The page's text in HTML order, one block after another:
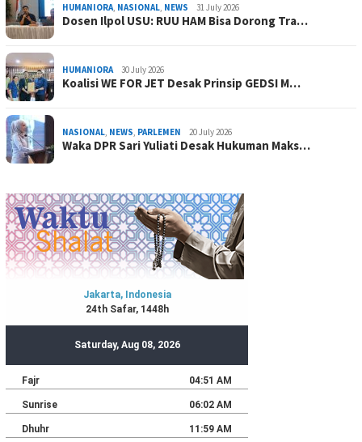
HUMANIORA NASIONAL NEWS 31 July 2026
Dosen Ilpol USU: RUU HAM Bisa Dorong Tra…
HUMANIORA 30 July 2026
Koalisi WE FOR JET Desak Prinsip GEDSI M…
NASIONAL NEWS PARLEMEN 20 July 2026
Waka DPR Sari Yuliati Desak Hukuman Maks…